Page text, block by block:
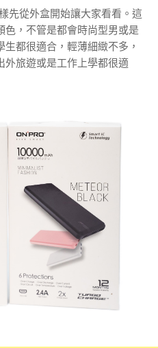
先從外盒開始讓大家看看。這
色，不管是都會時尚型男或是
都很適合，輕薄細緻不多，
外旅遊或是工作上學都很適